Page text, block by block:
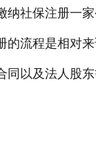
纳社保注册一
的流程是相对
同以及法人股